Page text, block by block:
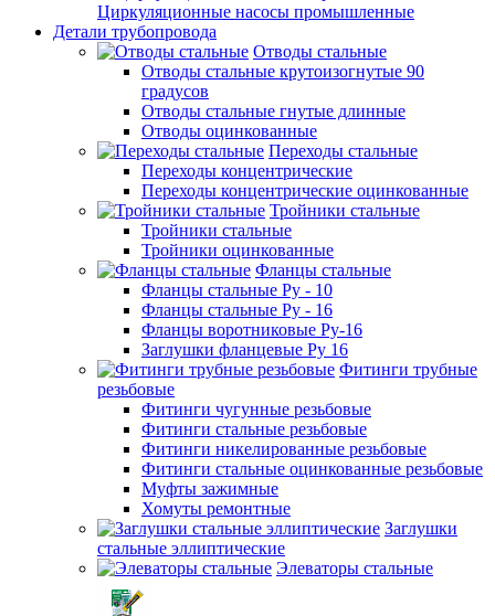
Циркуляционные насосы промышленные
Детали трубопровода
Отводы стальные
Отводы стальные крутоизогнутые 90
градусов
Отводы стальные гнутые длинные
Отводы оцинкованные
Переходы стальные
Переходы концентрические
Переходы концентрические оцинкованные
Тройники стальные
Тройники стальные
Тройники оцинкованные
Фланцы стальные
Фланцы стальные Ру - 10
Фланцы стальные Ру - 16
Фланцы воротниковые Ру-16
Заглушки фланцевые Ру 16
Фитинги трубные
резьбовые
Фитинги чугунные резьбовые
Фитинги стальные резьбовые
Фитинги никелированные резьбовые
Фитинги стальные оцинкованные резьбовые
Муфты зажимные
Хомуты ремонтные
Заглушки
стальные эллиптические
Элеваторы стальные